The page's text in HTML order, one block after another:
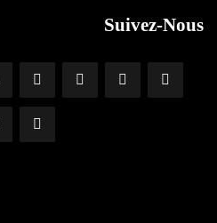
Suivez-Nous